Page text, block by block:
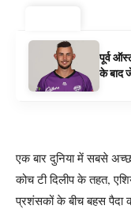
पूर्व
के बाद
एक बार दुनिया में सबसे
कोच टी दिलीप के तहत,
प्रशंसकों के बीच बहस पैदा